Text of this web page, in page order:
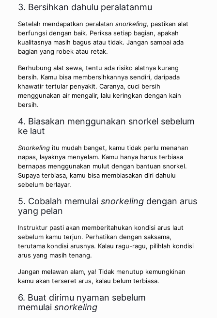
3. Bersihkan dahulu peralatanmu
Setelah mendapatkan peralatan snorkeling, pastikan alat
berfungsi dengan baik. Periksa setiap bagian, apakah
kualitasnya masih bagus atau tidak. Jangan sampai ada
bagian yang robek atau retak.
Berhubung alat sewa, tentu ada risiko alatnya kurang
bersih. Kamu bisa membersihkannya sendiri, daripada
khawatir tertular penyakit. Caranya, cuci bersih
menggunakan air mengalir, lalu keringkan dengan kain
bersih.
4. Biasakan menggunakan snorkel sebelum
ke laut
Snorkelingitu mudah banget, kamu tidak perlu menahan
napas, layaknya menyelam. Kamu hanya harus terbiasa
bernapas menggunakan mulut dengan bantuan snorkel.
Supaya terbiasa, kamu bisa membiasakan diri dahulu
sebelum berlayar.
5. Cobalah memulai snorkelingdengan arus
yang pelan
Instruktur pasti akan memberitahukan kondisi arus laut
sebelum kamu terjun. Perhatikan dengan saksama,
terutama kondisi arusnya. Kalau ragu-ragu, pilihlah kondisi
arus yang masih tenang.
Jangan melawan alam, ya! Tidak menutup kemungkinan
kamu akan terseret arus, kalau belum terbiasa.
6. Buat dirimu nyaman sebelum
memulai snorkeling